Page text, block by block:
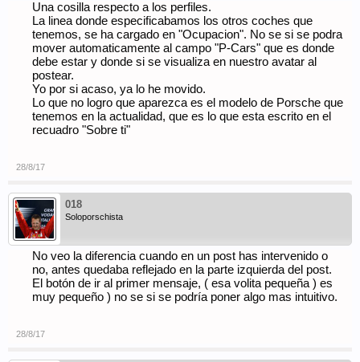
Una cosilla respecto a los perfiles.
La linea donde especificabamos los otros coches que
tenemos, se ha cargado en "Ocupacion". No se si se podra
mover automaticamente al campo "P-Cars" que es donde
debe estar y donde si se visualiza en nuestro avatar al
postear.
Yo por si acaso, ya lo he movido.
Lo que no logro que aparezca es el modelo de Porsche que
tenemos en la actualidad, que es lo que esta escrito en el
recuadro "Sobre ti"
28/8/17
018
Soloporschista
No veo la diferencia cuando en un post has intervenido o
no, antes quedaba reflejado en la parte izquierda del post.
El botón de ir al primer mensaje, ( esa volita pequeña ) es
muy pequeño ) no se si se podría poner algo mas intuitivo.
28/8/17